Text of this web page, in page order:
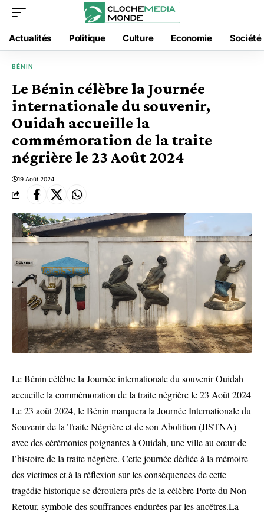
Actualités Politique Culture Economie Société
BÉNIN
Le Bénin célèbre la Journée
internationale du souvenir,
Ouidah accueille la
commémoration de la traite
négrière le 23 Août 2024
19 Août 2024
Le Bénin célèbre la Journée internationale du souvenir Ouidah
accueille la commémoration de la traite négrière le 23 Août 2024
Le 23 août 2024, le Bénin marquera la Journée Internationale du
Souvenir de la Traite Négrière et de son Abolition (JISTNA)
avec des cérémonies poignantes à Ouidah, une ville au cœur de
l’histoire de la traite négrière. Cette journée dédiée à la mémoire
des victimes et à la réflexion sur les conséquences de cette
tragédie historique se déroulera près de la célèbre Porte du Non-
Retour, symbole des souffrances endurées par les ancêtres.La